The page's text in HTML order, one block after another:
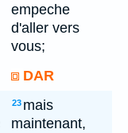
empeche
d'aller vers
vous;
DAR
23 mais
maintenant,